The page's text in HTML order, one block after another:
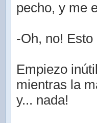
pecho, y me
-Oh, no!
Empiezo
mientras la
y... nada!